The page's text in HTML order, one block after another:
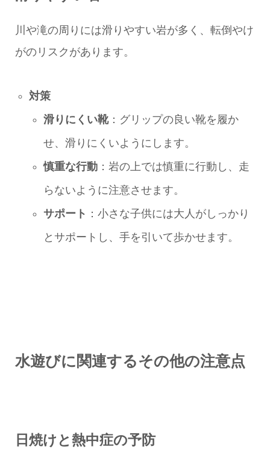
川や滝の周りには滑りやすい岩が多く、転倒やけ
がのリスクがあります。
対策
滑りにくい靴：グリップの良い靴を履か
せ、滑りにくいようにします。
慎重な行動：岩の上では慎重に行動し、走
らないように注意させます。
サポート ：小さな子供には大人がしっかり
とサポートし、手を引いて歩かせます。
水遊びに関連するその他の注意点
日焼けと熱中症の予防